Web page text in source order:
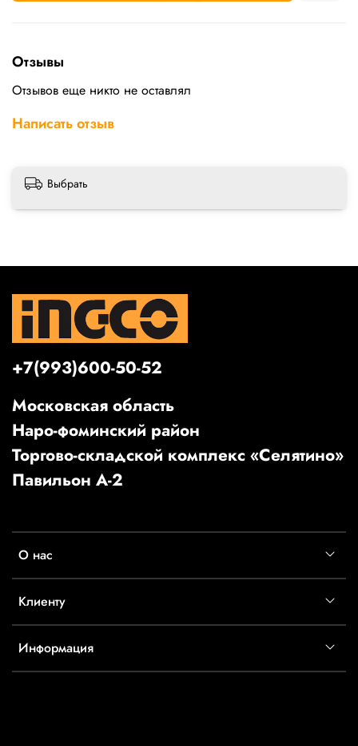
Отзывы
Отзывов еще никто не оставлял
Написать отзыв
Выбрать
О нас
Клиенту
Информация
+7(993)600-50-52
Московская область
Наро-фоминский район
Торгово-складской комплекс «Селятино»
Павильон А-2